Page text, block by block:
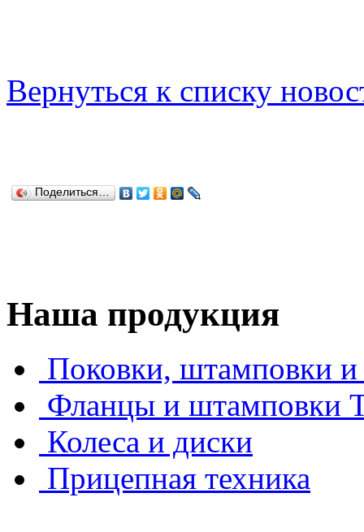
Вернуться к списку
Поделиться…
Наша продукция
Поковки, штамповки и
Фланцы и штамповки
Колеса и диски
Прицепная техника